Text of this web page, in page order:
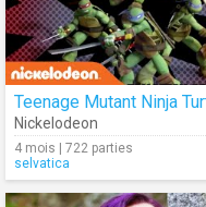
Nickelodeon
4 mois | 722 parties
selvatica